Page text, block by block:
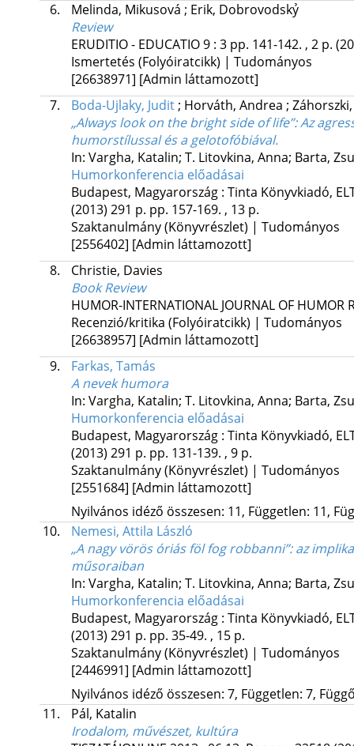
6.
Melinda, Mikusová ; Erik, Dobrovodskỷ
Review
ERUDITIO - EDUCATIO9: 3 pp. 141-142. , 2 p.
Ismertetés (Folyóiratcikk) | Tudományos
[26638971] [Admin láttamozott]
7.
Boda-Ujlaky, Judit; Horváth, Andrea ;
„Always look on the bright side of life”: Az
humorstílussal és a gelotofóbiával.
In: Vargha, Katalin; T. Litovkina, Anna; Barta,
Humorkonferencia előadásai
Budapest, Magyarország : Tinta Könyvkiadó,
(2013) 291 p. pp. 157-169. , 13 p.
Szaktanulmány (Könyvrészlet) | Tudományos
[2556402] [Admin láttamozott]
8.
Christie, Davies
Book Review
HUMOR-INTERNATIONAL JOURNAL OF HUMOR
Recenzió/kritika (Folyóiratcikk) | Tudományos
[26638957] [Admin láttamozott]
9.
Farkas, Tamás
A nevek humora
In: Vargha, Katalin; T. Litovkina, Anna; Barta,
Humorkonferencia előadásai
Budapest, Magyarország : Tinta Könyvkiadó,
(2013) 291 p. pp. 131-139. , 9 p.
Szaktanulmány (Könyvrészlet) | Tudományos
[2551684] [Admin láttamozott]
Nyilvános idéző összesen: 11, Független: 11,
10.
Nemesi, Attila László
„A nagy vörös óriás föl fog robbanni”: az
műsoraiban
In: Vargha, Katalin; T. Litovkina, Anna; Barta,
Humorkonferencia előadásai
Budapest, Magyarország : Tinta Könyvkiadó,
(2013) 291 p. pp. 35-49. , 15 p.
Szaktanulmány (Könyvrészlet) | Tudományos
[2446991] [Admin láttamozott]
Nyilvános idéző összesen: 7, Független: 7,
11.
Pál, Katalin
Irodalom, művészet, kultúra